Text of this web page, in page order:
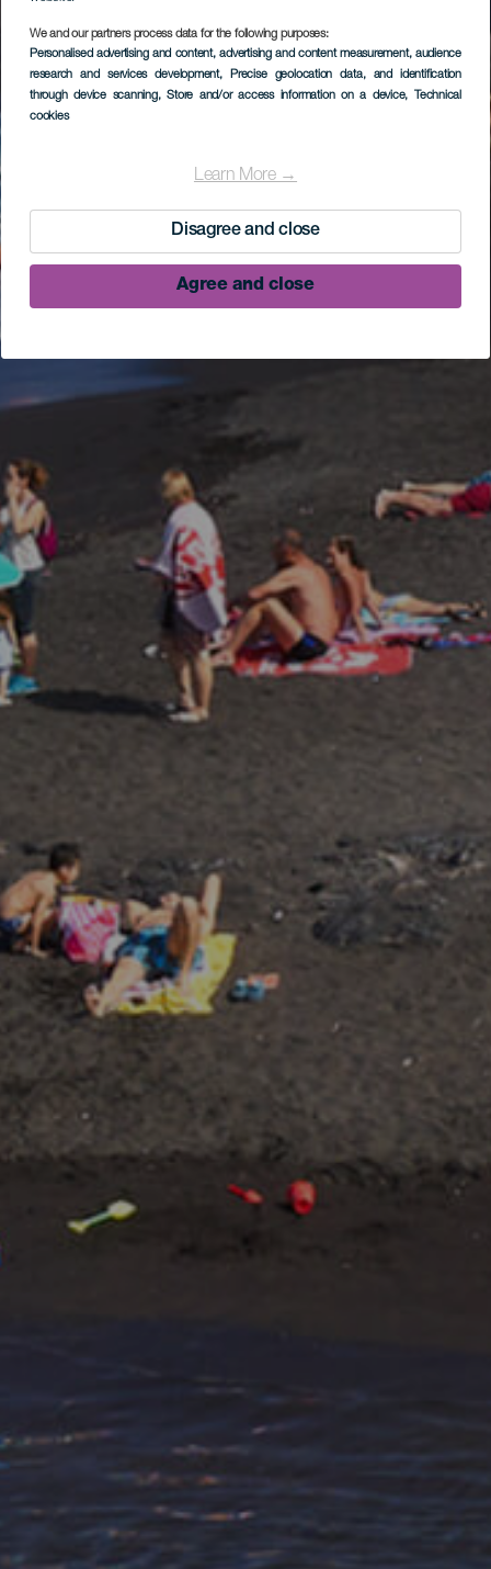
We and our partners process data for the following purposes:
Personalised advertising and content, advertising and content measurement, audience
research and services development, Precise geolocation data, and identification
through device scanning, Store and/or access information on a device, Technical
cookies
Learn More →
Disagree and close
Agree and close